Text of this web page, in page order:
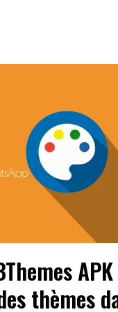
APK
thèmes